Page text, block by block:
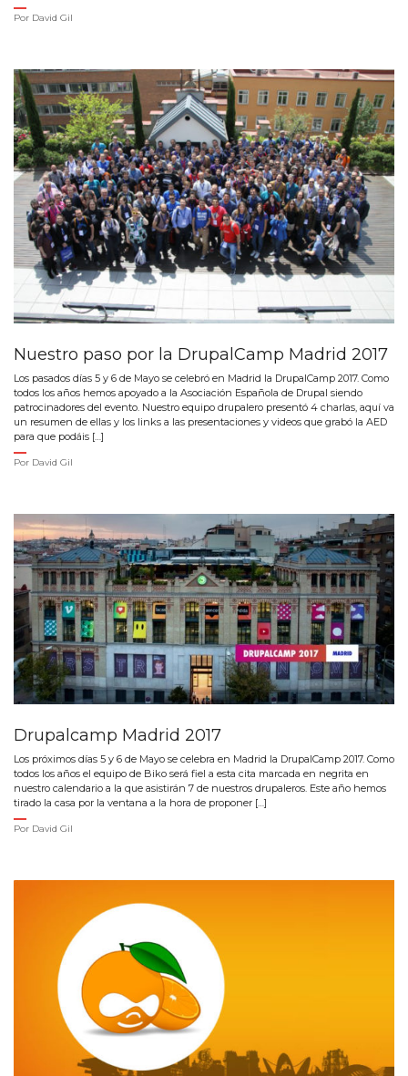
Por David Gil
Nuestro paso por la DrupalCamp Madrid 2017
Los pasados días 5 y 6 de Mayo se celebró en Madrid la DrupalCamp 2017. Como
todos los años hemos apoyado a la Asociación Española de Drupal siendo
patrocinadores del evento. Nuestro equipo drupalero presentó 4 charlas, aquí va
un resumen de ellas y los links a las presentaciones y videos que grabó la AED
para que podáis […]
Por David Gil
Drupalcamp Madrid 2017
Los próximos días 5 y 6 de Mayo se celebra en Madrid la DrupalCamp 2017. Como
todos los años el equipo de Biko será fiel a esta cita marcada en negrita en
nuestro calendario a la que asistirán 7 de nuestros drupaleros. Este año hemos
tirado la casa por la ventana a la hora de proponer […]
Por David Gil